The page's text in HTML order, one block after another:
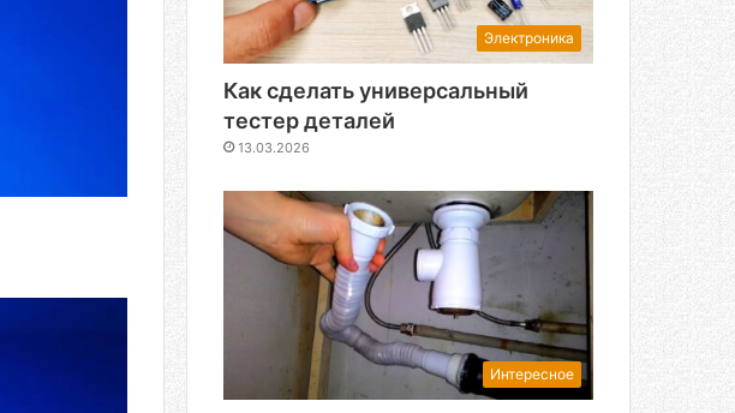
Электроника
Как сделать универсальный
тестер деталей
13.03.2026
Интересное